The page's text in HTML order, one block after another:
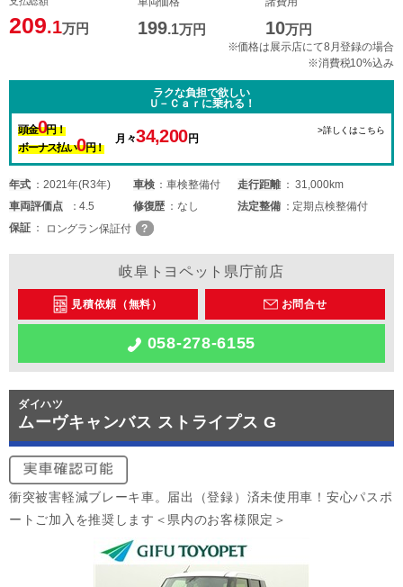
209.1万円 199.1万円 10万円
※価格は展示店にて8月登録の場合
※消費税10%込み
ラクな負担で欲しい
Ｕ－Ｃａｒに乗れる！
頭金0円！
ボーナス払い0円！
月々34,200円
>詳しくはこちら
年式 2021年(R3年) 車検 車検整備付 走行距離
31,000km
車両評価点 4.5 修復歴 なし 法定整備
定期点検整備付
保証
ロングラン保証付
岐阜トヨペット県庁前店
見積依頼（無料） お問合せ
058-278-6155
ダイハツ
ムーヴキャンバス ストライプス G
衝突被害軽減ブレーキ車。届出（登録）済未使用車！安心パスポ
ートご加入を推奨します＜県内のお客様限定＞